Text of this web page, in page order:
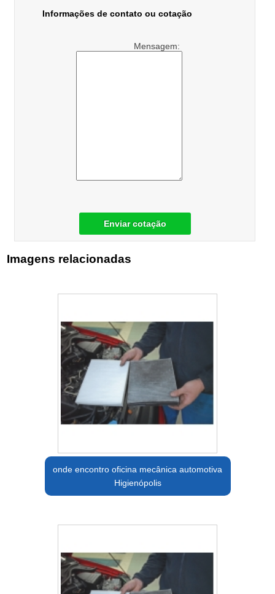
Informações de contato ou cotação
Mensagem:
Enviar cotação
Imagens relacionadas
onde encontro oficina mecânica automotiva
Higienópolis